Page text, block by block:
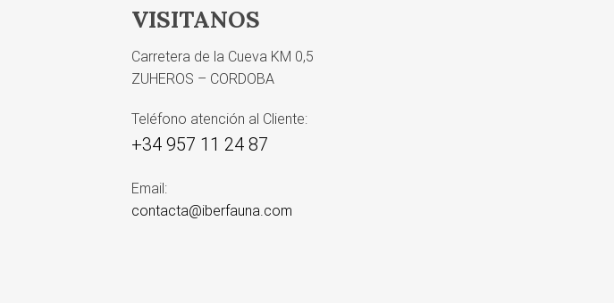
VISITANOS
Carretera de la Cueva KM 0,5
ZUHEROS – CORDOBA
Teléfono atención al Cliente:
+34 957 11 24 87
Email:
contacta@iberfauna.com